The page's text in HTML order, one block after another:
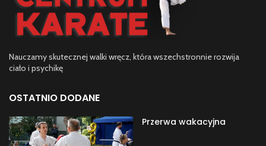
Nauczamy skutecznej walki wręcz, która wszechstronnie rozwija
ciało i psychikę
OSTATNIO DODANE
Przerwa wakacyjna